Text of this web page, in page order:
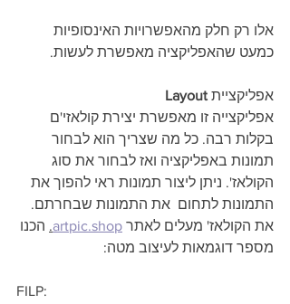
אלו רק חלק מהאפשרויות האינסופיות
כמעט שהאפליקציה מאפשרת לעשות.
אפליקציית Layout
אפליקצייה זו מאפשרת יצירת קולאזי'ם
בקלות רבה. כל מה שצריך הוא לבחור
תמונות באפליקציה ואז לבחור את סוג
הקולאז'. ניתן ליצור תמונות ראי להפוך את
התמונות לתחום  את התמונות שבחרתם.
את הקולאז' מעלים לאתר artpic.shop
. הכנו
מספר דוגמאות לעיצוב מטה:
FILP: